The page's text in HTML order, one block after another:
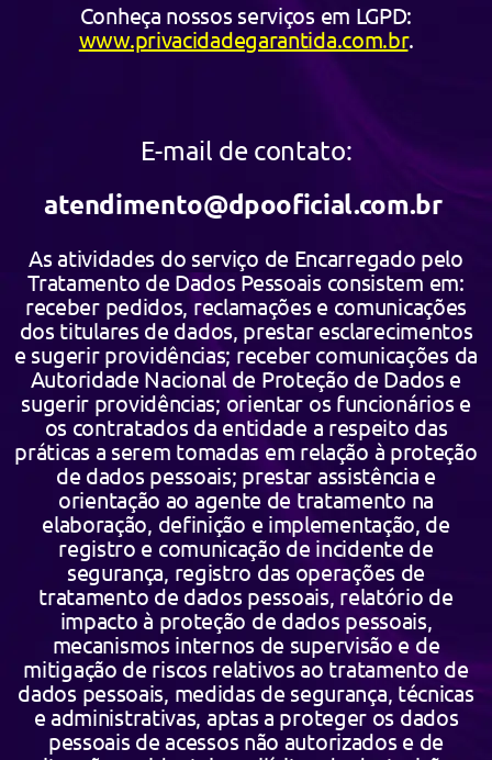
Conheça nossos serviços em LGPD:
www.privacidadegarantida.com.br.
E-mail de contato:
atendimento@dpooficial.com.br
As atividades do serviço de Encarregado pelo
Tratamento de Dados Pessoais consistem em:
receber pedidos, reclamações e comunicações
dos titulares de dados, prestar esclarecimentos
e sugerir providências; receber comunicações da
Autoridade Nacional de Proteção de Dados e
sugerir providências; orientar os funcionários e
os contratados da entidade a respeito das
práticas a serem tomadas em relação à proteção
de dados pessoais; prestar assistência e
orientação ao agente de tratamento na
elaboração, definição e implementação, de
registro e comunicação de incidente de
segurança, registro das operações de
tratamento de dados pessoais, relatório de
impacto à proteção de dados pessoais,
mecanismos internos de supervisão e de
mitigação de riscos relativos ao tratamento de
dados pessoais, medidas de segurança, técnicas
e administrativas, aptas a proteger os dados
pessoais de acessos não autorizados e de